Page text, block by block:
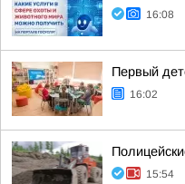
16:08
Первый
16:02
15:54